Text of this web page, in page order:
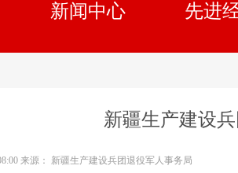
新闻中心 先进
新疆生产建设
来源： 新疆生产建设兵团退役军人事务局